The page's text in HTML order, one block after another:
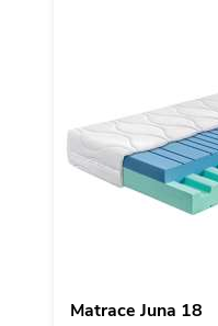
Matrace Juna 18